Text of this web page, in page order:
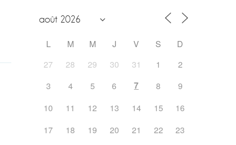
L M M J V S
D
27
28 29 30 31 1
2
3
4 5 6 7 8
9
10
11 12 13 14 15
16
17
18 19 20 21 22
23